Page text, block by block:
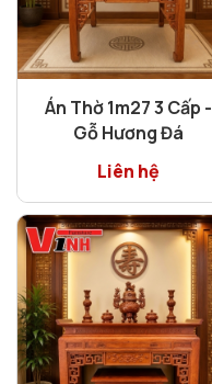
Án Thờ 1m27 3 Cấp -
Gỗ Hương Đá
Liên hệ